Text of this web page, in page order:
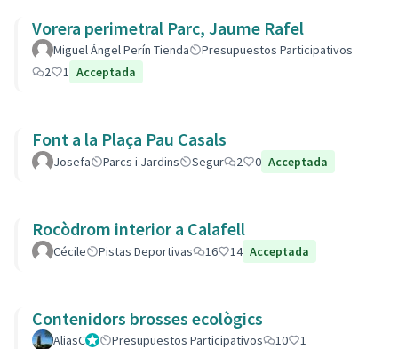
Vorera perimetral Parc, Jaume Rafel
Miguel Ángel Perín Tienda
Presupuestos Participativos
2
1 Acceptada
Font a la Plaça Pau Casals
Josefa Parcs i Jardins Segur 2 0 Acceptada
Rocòdrom interior a Calafell
Cécile Pistas Deportivas 16 14 Acceptada
Contenidors brosses ecològics
AliasCGestorPresupuestos Participativos 10
1